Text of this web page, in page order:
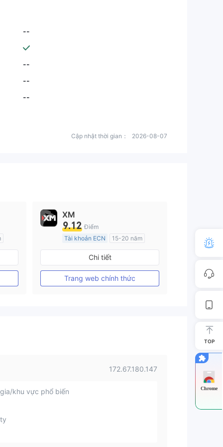
--
--
--
--
Cập nhật thời gian： 2026-08-07
XM
9.12 Điểm
Tài khoản ECN
15-20 năm
Đăng ký tại Nước Úc
MT4 Chính thức
Chi tiết
Trang web chính thức
172.67.180.147
khu vực phổ biến
TOP
Chrome